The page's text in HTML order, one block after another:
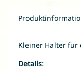
Kleiner Halter für
Details: